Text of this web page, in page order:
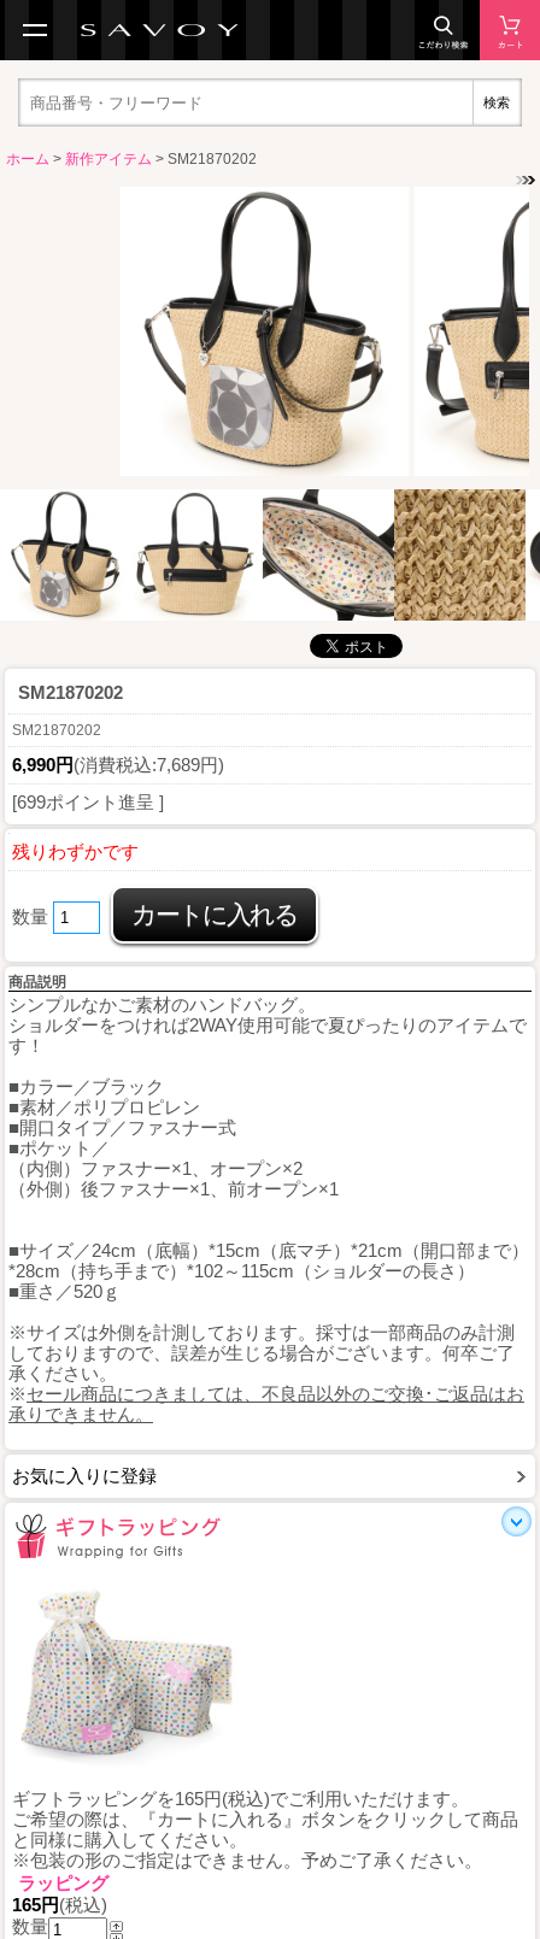
検索
ホーム > 新作アイテム > SM21870202
SM21870202
SM21870202
6,990円(消費税込:7,689円)
[699ポイント進呈 ]
残りわずかです
数量
商品説明
シンプルなかご素材のハンドバッグ。
ショルダーをつければ2WAY使用可能で夏ぴったりのアイテムで
す！
■カラー／ブラック
■素材／ポリプロピレン
■開口タイプ／ファスナー式
■ポケット／
（内側）ファスナー×1、オープン×2
（外側）後ファスナー×1、前オープン×1
■サイズ／24cm（底幅）*15cm（底マチ）*21cm（開口部まで）
*28cm（持ち手まで）*102～115cm（ショルダーの長さ）
■重さ／520ｇ
※サイズは外側を計測しております。採寸は一部商品のみ計測
しておりますので、誤差が生じる場合がございます。何卒ご了
承ください。
※セール商品につきましては、不良品以外のご交換･ご返品はお
承りできません。
お気に入りに登録
ギフトラッピングを165円(税込)でご利用いただけます。
ご希望の際は、『カートに入れる』ボタンをクリックして商品
と同様に購入してください。
※包装の形のご指定はできません。予めご了承ください。
ラッピング
165円(税込)
数量